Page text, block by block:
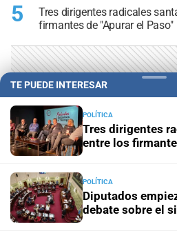
5
Tres dirigentes radicales
firmantes de "Apurar el Paso"
TE PUEDE INTERESAR
POLÍTICA
Tres dirigentes
entre los
POLÍTICA
Diputados
debate sobre el